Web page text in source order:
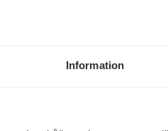
Information